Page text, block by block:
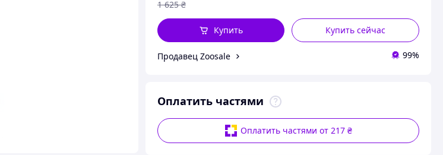
1 625 ₴
Купить сейчас
Купить
Продавец Zoosale 99%
Оплатить частями
Оплатить частями от 217 ₴